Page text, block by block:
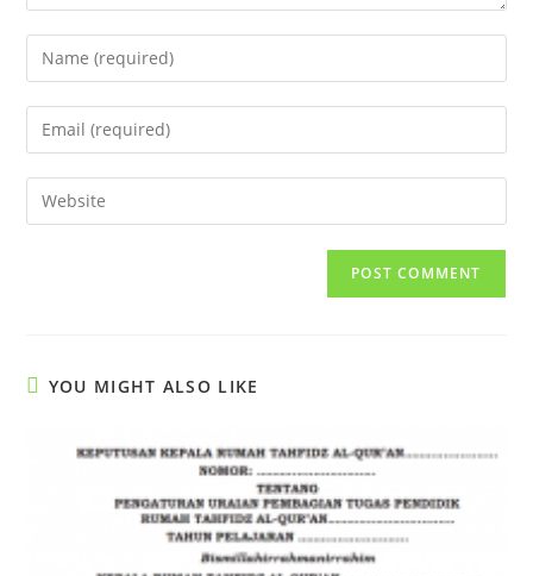
Enter
your
name
comment
Enter
your
email
address
Enter
your
YOU MIGHT ALSO LIKE